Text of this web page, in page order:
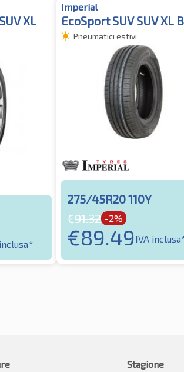
XL
Imperial
EcoSport SUV SUV XL
Pneumatici estivi
275/45R20 110Y
€91.32 -2%
€89.49IVA
Stagione